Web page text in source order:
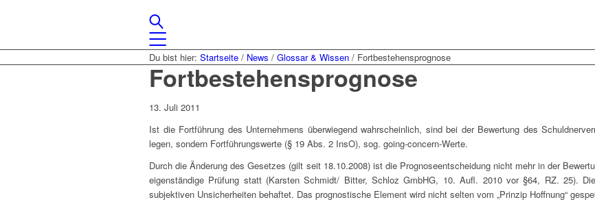
Du bist hier: Startseite / News / Glossar & Wissen / Fortbestehensprognose
Fortbestehensprognose
13. Juli 2011
Ist die Fortführung des Unternehmens überwiegend wahrscheinlich, sind bei der Bewertung des
legen, sondern Fortführungswerte (§ 19 Abs. 2 InsO), sog. going-concern-Werte.
Durch die Änderung des Gesetzes (gilt seit 18.10.2008) ist die Prognoseentscheidung nicht mehr in der
eigenständige Prüfung statt (Karsten Schmidt/ Bitter, Schloz GmbHG, 10. Aufl. 2010 vor §64, RZ. 25).
subjektiven Unsicherheiten behaftet. Das prognostische Element wird nicht selten vom „Prinzip Hoffnung“